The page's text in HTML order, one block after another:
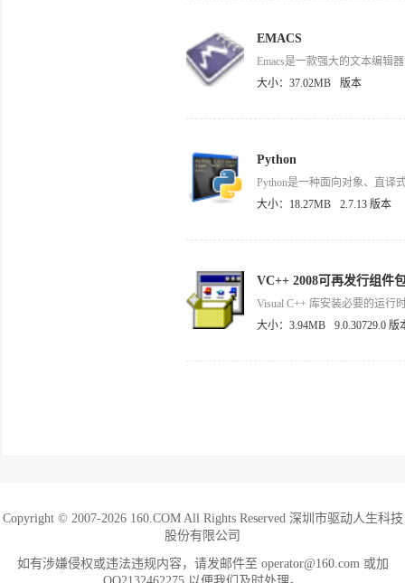
EMACS
大小：37.02MB 版本
Python
大小：18.27MB 2.7.13 版本
VC++ 2008可再发行组件
大小：3.94MB 9.0.30729.0 版
Copyright © 2007-2026 160.COM All Rights Reserved 深圳市驱动人生科技
股份有限公司
如有涉嫌侵权或违法违规内容，请发邮件至 operator@160.com 或加